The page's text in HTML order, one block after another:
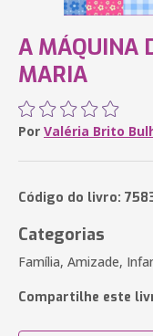
A MÁQUINA
MARIA
Por Valéria Brito
Código do livro:
Categorias
Família, Amizade,
Compartilhe este